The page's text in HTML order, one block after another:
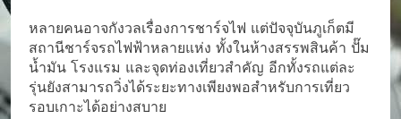
หลายคนอาจกังวลเรื่องการชาร์จไฟ แต่ปัจจุบันภูเก็ตมี
สถานีชาร์จรถไฟฟ้าหลายแห่ง ทั้งในห้างสรรพสินค้า ปั๊ม
น้ำมัน โรงแรม และจุดท่องเที่ยวสำคัญ อีกทั้งรถแต่ละ
รุ่นยังสามารถวิ่งได้ระยะทางเพียงพอสำหรับการเที่ยว
รอบเกาะได้อย่างสบาย